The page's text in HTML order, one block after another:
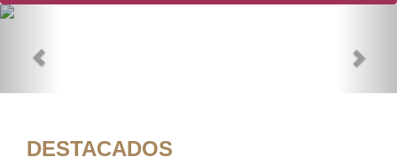
DESTACADOS